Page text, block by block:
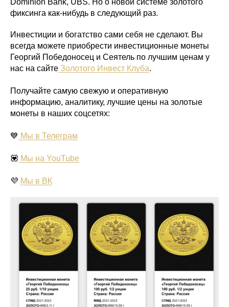
Dominion Bank, UBS. Но о новой системе золотого
фиксинга как-нибудь в следующий раз.
Инвестиции и богатство сами себя не сделают. Вы
всегда можете приобрести инвестиционные монеты
Георгий Победоносец и Сеятель по лучшим ценам у
нас на сайте Золотого Инвест Клуба.
Получайте самую свежую и оперативную
информацию, аналитику, лучшие цены на золотые
монеты в наших соцсетях:
💙 Мы в Телеграм
💟 Мы на YouTube
💜 Мы в ВК